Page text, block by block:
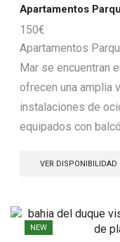
Apartamentos
150€
Apartamentos
Mar se encuentran
ofrecen una amplia
instalaciones de
equipados con
VER DISPONIBILIDAD
NEW